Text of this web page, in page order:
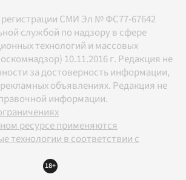
регистрации СМИ Эл № ФС77-67642
службой по надзору в сфере
технологий и массовых
10.11.2016 г. Редакция не
за достоверность информации,
объявлениях. Редакция не
информации.
ресурсе применяются
технологии в соответствии с
18+